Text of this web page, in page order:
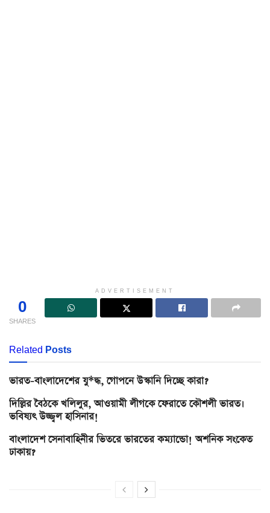
ADVERTISEMENT
0
SHARES
Related Posts
ভারত-বাংলাদেশের যু*দ্ধ, গোপনে উস্কানি দিচ্ছে কারা?
দিল্লির বৈঠকে খলিলুর, আওয়ামী লীগকে ফেরাতে কৌশলী ভারত।
ভবিষ্যৎ উজ্জ্বল হাসিনার!
বাংলাদেশ সেনাবাহিনীর ভিতরে ভারতের কম্যান্ডো! অশনিক সংকেত
ঢাকায়?